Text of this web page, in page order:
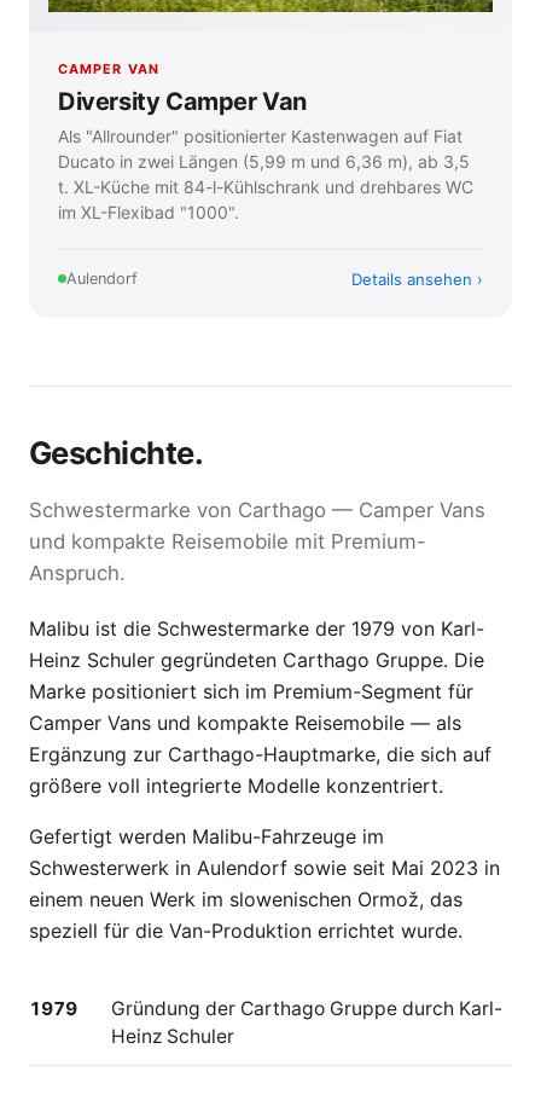
CAMPER VAN
Diversity Camper Van
Als "Allrounder" positionierter Kastenwagen auf Fiat
Ducato in zwei Längen (5,99 m und 6,36 m), ab 3,5
t. XL-Küche mit 84-l-Kühlschrank und drehbares WC
im XL-Flexibad "1000".
Aulendorf Details ansehen
Geschichte.
Schwester­marke von Carthago — Camper Vans
und kompakte Reisemobile mit Premium-
Anspruch.
Malibu ist die Schwester­marke der 1979 von Karl-
Heinz Schuler gegründeten Carthago Gruppe. Die
Marke positioniert sich im Premium-Segment für
Camper Vans und kompakte Reisemobile — als
Ergänzung zur Carthago-Hauptmarke, die sich auf
größere voll integrierte Modelle konzentriert.
Gefertigt werden Malibu-Fahrzeuge im
Schwesterwerk in Aulendorf sowie seit Mai 2023 in
einem neuen Werk im slowenischen Ormož, das
speziell für die Van-Produktion errichtet wurde.
1979
Gründung der Carthago Gruppe durch Karl-
Heinz Schuler